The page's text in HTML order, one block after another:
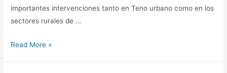
importantes intervenciones tanto en Teno urbano como en los
sectores rurales de …
Read More »